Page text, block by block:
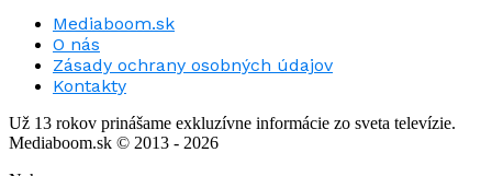
Mediaboom.sk
O nás
Zásady ochrany osobných údajov
Kontakty
Už 13 rokov prinášame exkluzívne informácie zo sveta televízie.
Mediaboom.sk © 2013 - 2026